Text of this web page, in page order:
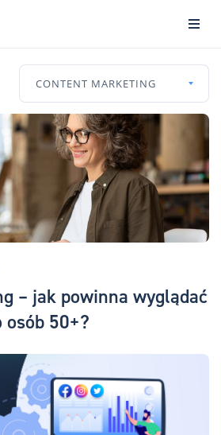
– jak powinna wyglądać
50+?
CONTENT MARKETING